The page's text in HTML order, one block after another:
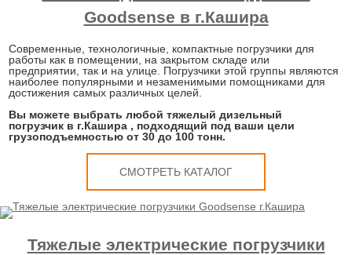
Goodsense в г.Кашира
Современные, технологичные, компактные погрузчики для
работы как в помещении, на закрытом складе или
предприятии, так и на улице. Погрузчики этой группы являются
наиболее популярными и незаменимыми помощниками для
достижения самых различных целей.
Вы можете выбрать любой тяжелый дизельный
погрузчик в г.Кашира , подходящий под ваши цели
грузоподъемностью от 30 до 100 тонн.
СМОТРЕТЬ КАТАЛОГ
Тяжелые электрические погрузчики